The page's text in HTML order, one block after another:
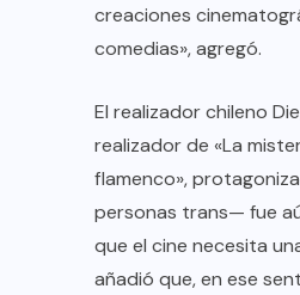
creaciones
comedias», agregó.
El realizador chileno
realizador de «La
flamenco»,
personas trans— fue
que el cine necesita
añadió que, en ese